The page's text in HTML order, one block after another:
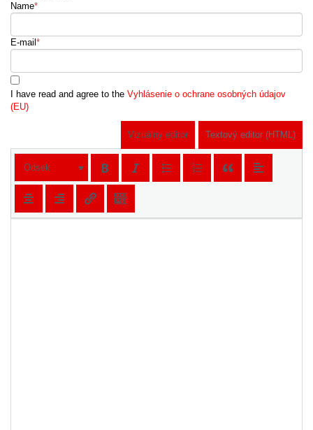
Name*
E-mail *
I have read and agree to the Vyhlásenie o ochrane osobných údajov
(EU)
Vizuálny editor Textový editor (HTML)
Odsek